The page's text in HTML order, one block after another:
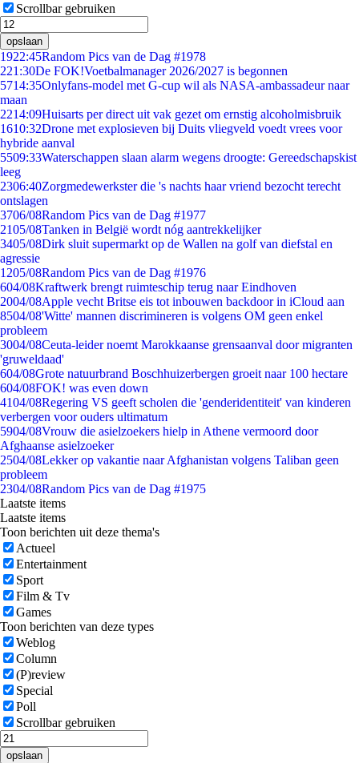
Scrollbar gebruiken
opslaan
1922:45Random Pics van de Dag #1978
221:30De FOK!Voetbalmanager 2026/2027 is begonnen
5714:35Onlyfans-model met G-cup wil als NASA-ambassadeur naar
maan
2214:09Huisarts per direct uit vak gezet om ernstig alcoholmisbruik
1610:32Drone met explosieven bij Duits vliegveld voedt vrees voor
hybride aanval
5509:33Waterschappen slaan alarm wegens droogte: Gereedschapskist
leeg
2306:40Zorgmedewerkster die 's nachts haar vriend bezocht terecht
ontslagen
3706/08Random Pics van de Dag #1977
2105/08Tanken in België wordt nóg aantrekkelijker
3405/08Dirk sluit supermarkt op de Wallen na golf van diefstal en
agressie
1205/08Random Pics van de Dag #1976
604/08Kraftwerk brengt ruimteschip terug naar Eindhoven
2004/08Apple vecht Britse eis tot inbouwen backdoor in iCloud aan
8504/08'Witte' mannen discrimineren is volgens OM geen enkel
probleem
3004/08Ceuta-leider noemt Marokkaanse grensaanval door migranten
'gruweldaad'
604/08Grote natuurbrand Boschhuizerbergen groeit naar 100 hectare
604/08FOK! was even down
4104/08Regering VS geeft scholen die 'genderidentiteit' van kinderen
verbergen voor ouders ultimatum
5904/08Vrouw die asielzoekers hielp in Athene vermoord door
Afghaanse asielzoeker
2504/08Lekker op vakantie naar Afghanistan volgens Taliban geen
probleem
2304/08Random Pics van de Dag #1975
Laatste items
Laatste items
Toon berichten uit deze thema's
Actueel
Entertainment
Sport
Film & Tv
Games
Toon berichten van deze types
Weblog
Column
(P)review
Special
Poll
Scrollbar gebruiken
opslaan